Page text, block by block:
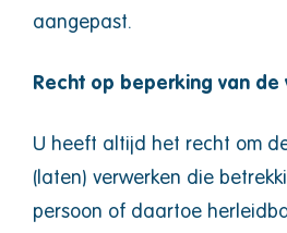
aangepast.
Recht op beperking van de
U heeft altijd het recht om
(laten) verwerken die
persoon of daartoe